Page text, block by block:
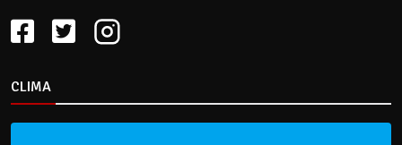
CLIMA